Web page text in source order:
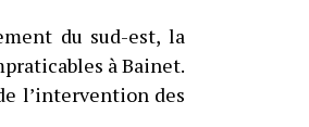
du sud-est, la
à Bainet.
l’intervention des